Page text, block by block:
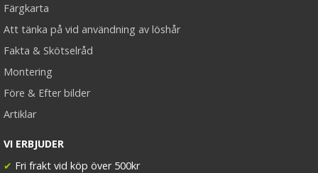
Färgkarta
Att tänka på vid användning av löshår
Fakta & Skötselråd
Montering
Före & Efter bilder
Artiklar
VI ERBJUDER
✔ Fri frakt vid köp över 500kr